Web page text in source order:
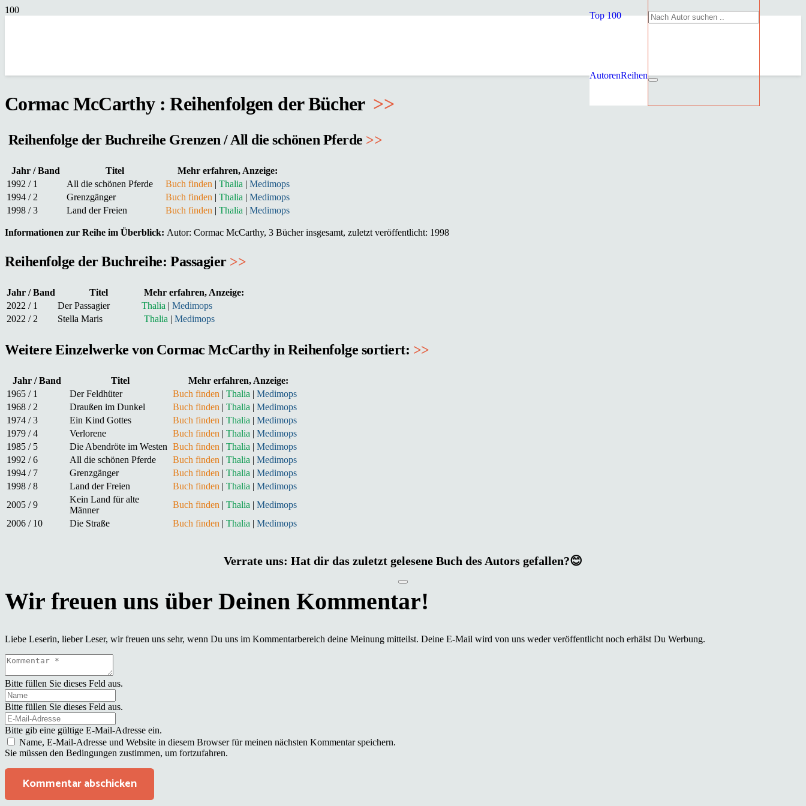
Top 100
AutorenReihen
Cormac McCarthy : Reihenfolgen der Bücher >>
Reihenfolge der Buchreihe Grenzen / All die schönen Pferde >>
Jahr / Band Titel
Mehr erfahren, Anzeige:
1992 / 1
All die schönen Pferde Buch finden | Thalia | Medimops
1994 / 2
Grenzgänger Buch finden | Thalia | Medimops
1998 / 3
Land der Freien Buch finden | Thalia | Medimops
Informationen zur Reihe im Überblick: Autor: Cormac McCarthy, 3 Bücher insgesamt, zuletzt veröffentlicht: 1998
Reihenfolge der Buchreihe: Passagier >>
Jahr / Band Titel
Mehr erfahren, Anzeige:
2022 / 1
Der Passagier Thalia | Medimops
2022 / 2
Stella Maris Thalia | Medimops
Weitere Einzelwerke von Cormac McCarthy in Reihenfolge sortiert: >>
Jahr / Band Titel
Mehr erfahren, Anzeige:
1965 / 1
Der Feldhüter Buch finden | Thalia | Medimops
1968 / 2
Draußen im Dunkel Buch finden | Thalia | Medimops
1974 / 3
Ein Kind Gottes Buch finden | Thalia | Medimops
1979 / 4
Verlorene Buch finden | Thalia | Medimops
1985 / 5
Die Abendröte im Westen Buch finden | Thalia | Medimops
1992 / 6
All die schönen Pferde Buch finden | Thalia | Medimops
1994 / 7
Grenzgänger Buch finden | Thalia | Medimops
1998 / 8
Land der Freien Buch finden | Thalia | Medimops
2005 / 9
Kein Land für alte
Männer
Buch finden | Thalia | Medimops
2006 / 10
Die Straße Buch finden | Thalia | Medimops
Verrate uns: Hat dir das zuletzt gelesene Buch des Autors gefallen?😊
Liebe Leserin, lieber Leser, wir freuen uns sehr, wenn Du uns im Kommentarbereich deine Meinung mitteilst. Deine E-Mail wird von uns weder veröffentlicht noch erhälst Du Werbung.
Bitte füllen Sie dieses Feld aus.
Bitte füllen Sie dieses Feld aus.
Bitte gib eine gültige E-Mail-Adresse ein.
Name, E-Mail-Adresse und Website in diesem Browser für meinen nächsten Kommentar speichern.
Sie müssen den Bedingungen zustimmen, um fortzufahren.
Kommentar abschicken